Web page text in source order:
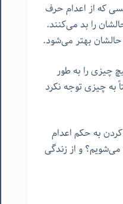
که از اعدام حرف
را بد می‌کنند.
حالشان بهتر می‌شود.
چیزی را به طور
به چیزی توجه نکرد
به حکم اعدام
و از زندگی